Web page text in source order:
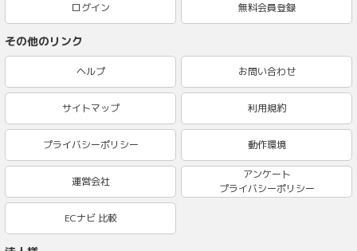
ログイン 無料会員登録
その他のリンク
ヘルプ お問い合わせ
サイトマップ 利用規約
プライバシーポリシー 動作環境
運営会社
アンケート
プライバシーポリシー
ECナビ 比較